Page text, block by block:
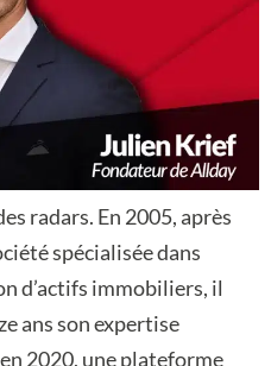
radars. En 2005, après
spécialisée dans
d’actifs immobiliers, il
ans son expertise
2020, une plateforme